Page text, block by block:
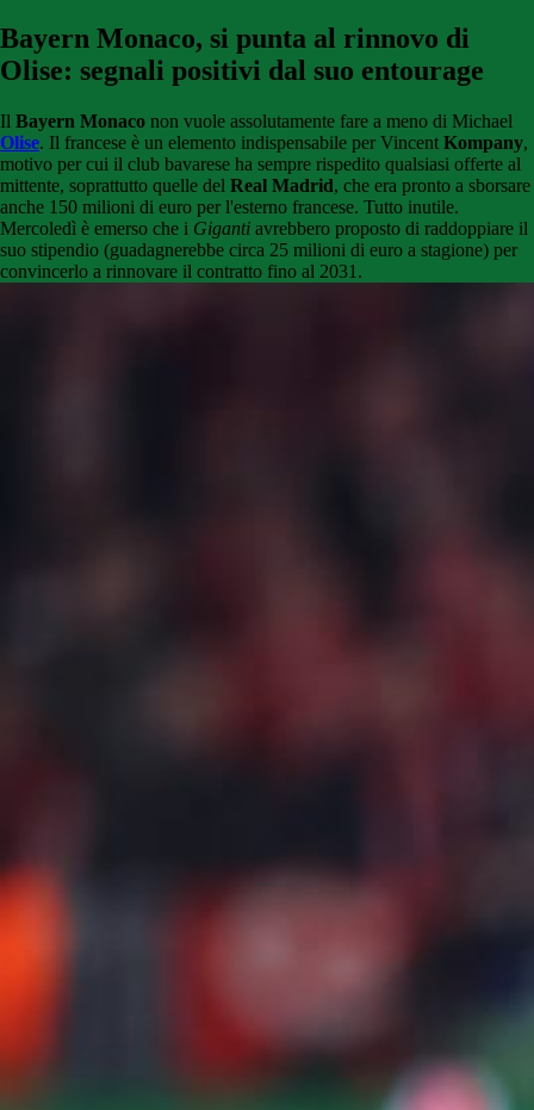
Bayern Monaco, si punta al rinnovo di
Olise: segnali positivi dal suo entourage
Il Bayern Monaco non vuole assolutamente fare a meno di Michael
Olise. Il francese è un elemento indispensabile per Vincent Kompany,
motivo per cui il club bavarese ha sempre rispedito qualsiasi offerte al
mittente, soprattutto quelle del Real Madrid, che era pronto a sborsare
anche 150 milioni di euro per l'esterno francese. Tutto inutile.
Mercoledì è emerso che i Giganti avrebbero proposto di raddoppiare il
suo stipendio (guadagnerebbe circa 25 milioni di euro a stagione) per
convincerlo a rinnovare il contratto fino al 2031.